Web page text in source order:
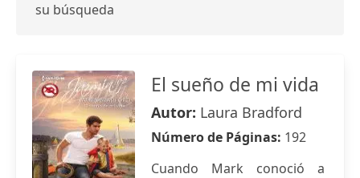
su búsqueda
El sueño de mi vida
Autor: Laura Bradford
Número de Páginas: 192
Cuando Mark conoció a